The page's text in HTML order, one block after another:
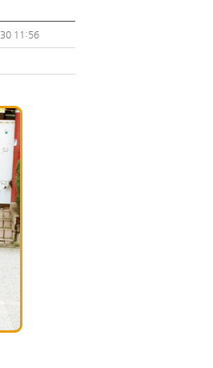
11:56